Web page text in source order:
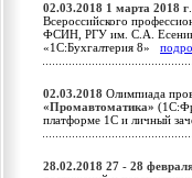
02.03.2018 1 марта 2018 г
Всероссийского
ФСИН, РГУ им. С.А. Есенина
«1С:Бухгалтерия 8»
02.03.2018 Олимпиада
«Промавтоматика»
платформе 1С и личный
28.02.2018 27 - 28